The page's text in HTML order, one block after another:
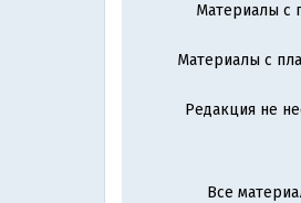
Материалы с
Материалы с
Редакция не
Все